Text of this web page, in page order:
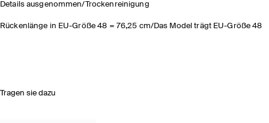
Details ausgenommen/Trockenreinigung
Rückenlänge in EU-Größe 48 = 76,25 cm/Das Model trägt EU-Größe 48
Tragen sie dazu